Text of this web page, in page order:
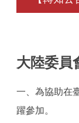
大陸委員
一、為協助在
躍參加。